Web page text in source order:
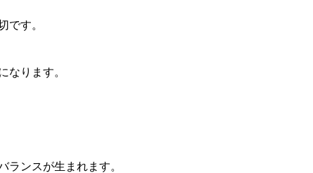
です。
なります。
ランスが生まれます。